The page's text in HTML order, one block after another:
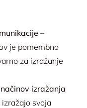
–
je pomembno
za izražanje
izražanja
svoja